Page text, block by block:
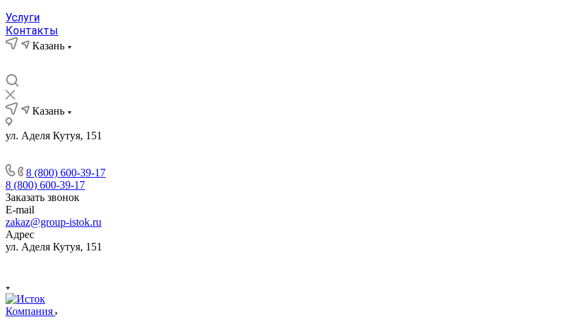
Услуги
Контакты
Казань
Казань
ул. Аделя Кутуя, 151
8 (800) 600-39-17
8 (800) 600-39-17
Заказать звонок
E-mail
zakaz@group-istok.ru
Адрес
ул. Аделя Кутуя, 151
Компания